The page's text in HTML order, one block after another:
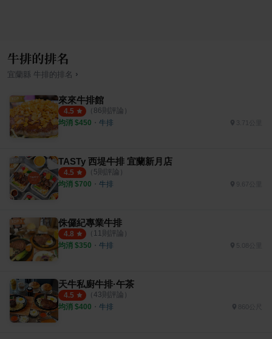
牛排的排名
宜蘭縣 牛排 的排名 ›
來來牛排館
4.5 （ 86則評論）
均消 $450 ・ 牛排
TASTy 西堤牛排 宜蘭新月店
4.5 （ 5則評論）
均消 $700 ・ 牛排
侏儸紀專業牛排
4.8 （ 11 則評論）
均消 $350 ・ 牛排 5.08公里
天牛私廚牛排·午茶
4.5 （ 43則評論）
均消 $400 ・ 牛排